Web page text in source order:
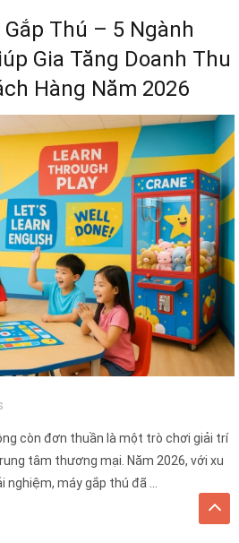
Thú – 5 Ngành
Gia Tăng Doanh Thu
Hàng Năm 2026
còn đơn thuần là một trò chơi giải trí
tâm thương mại. Năm 2026, với xu
máy gắp thú đã ...